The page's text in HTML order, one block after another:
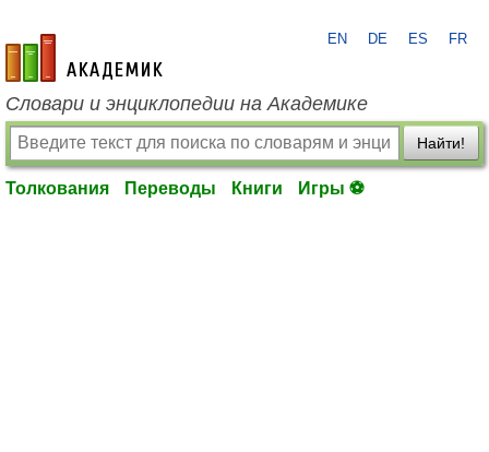
academic.ru
EN DE ES FR
Словари и энциклопедии на Академике
Найти!
Толкования Переводы Книги Игры ⚽